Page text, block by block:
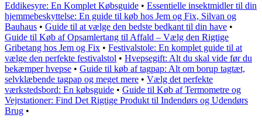
Eddikesyre: En Komplet Købsguide • Essentielle insektmidler til din
hjemmebeskyttelse: En guide til køb hos Jem og Fix, Silvan og
Bauhaus • Guide til at vælge den bedste bedkant til din have •
Guide til Køb af Opsamlertang til Affald – Vælg den Rigtige
Gribetang hos Jem og Fix • Festivalstole: En komplet guide til at
vælge den perfekte festivalstol • Hvepsegift: Alt du skal vide før du
bekæmper hvepse • Guide til køb af tagpap: Alt om borup tagtæt,
selvklæbende tagpap og meget mere • Vælg det perfekte
værkstedsbord: En købsguide • Guide til Køb af Termometre og
Vejrstationer: Find Det Rigtige Produkt til Indendørs og Udendørs
Brug •